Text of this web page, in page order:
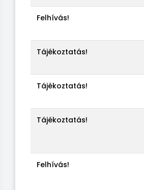
Felhívás!
Tájékoztatás!
Tájékoztatás!
Tájékoztatás!
Felhívás!